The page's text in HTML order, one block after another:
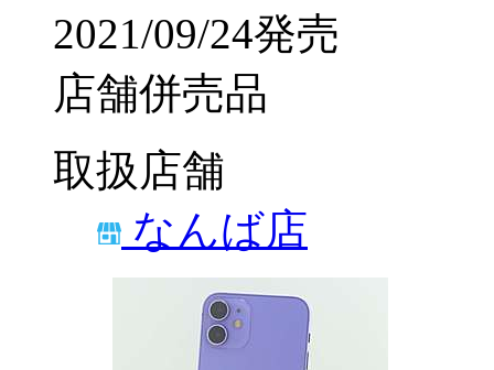
2021/09/24発売
店舗併売品
取扱店舗
なんば店